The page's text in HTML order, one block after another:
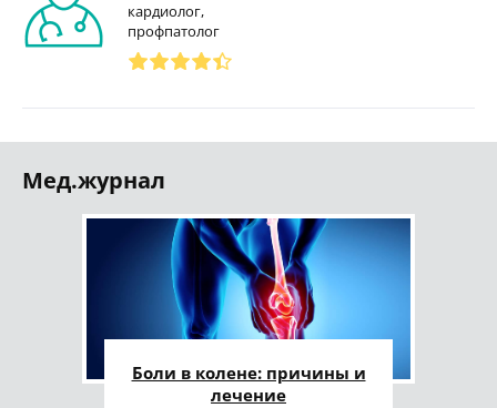
кардиолог,
профпатолог
Мед.журнал
Боли в колене: причины и
лечение